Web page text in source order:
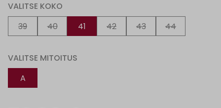
VALITSE KOKO
39
40 41 42 43 44
VALITSE MITOITUS
A